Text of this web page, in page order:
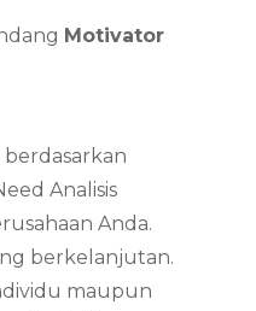
Motivator
Analisis
Anda.
berkelanjutan.
maupun